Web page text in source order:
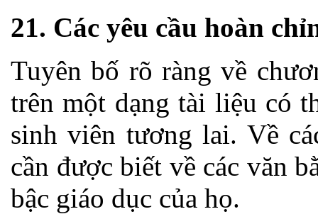
21. Các yêu cầu hoàn
Tuyên bố rõ ràng về
trên một dạng tài liệu có
sinh viên tương lai. Về
cần được biết về các văn
bậc giáo dục của họ.